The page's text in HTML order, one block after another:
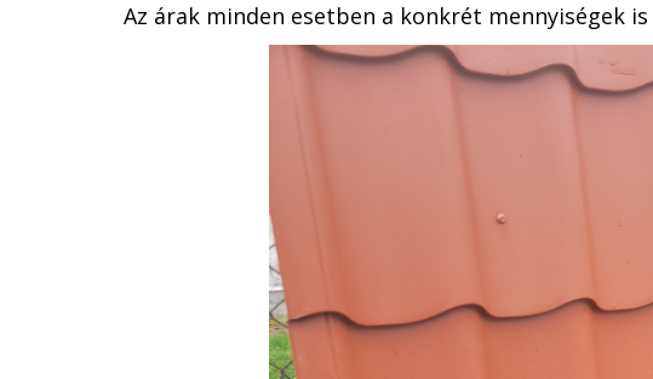
Az árak minden esetben a konkrét mennyiségek